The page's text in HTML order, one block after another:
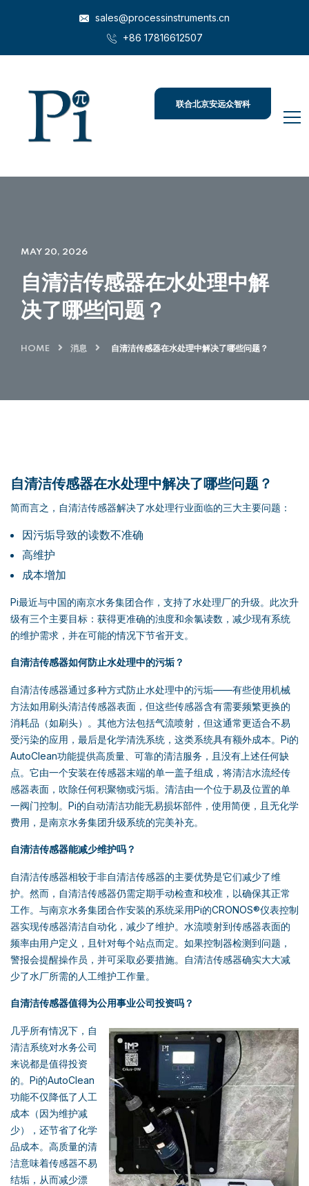
sales@processinstruments.cn
+86 17816612507
联合北京安远众智科
MAY 20, 2026
自清洁传感器在水处理中解
决了哪些问题？
HOME 消息 自清洁传感器在水处理中解决了哪些问题？
自清洁传感器在水处理中解决了哪些问题？
简而言之，自清洁传感器解决了水处理行业面临的三大主要问题：
因污垢导致的读数不准确
高维护
成本增加
Pi最近与中国的南京水务集团合作，支持了水处理厂的升级。此次升
级有三个主要目标：获得更准确的浊度和余氯读数，减少现有系统
的维护需求，并在可能的情况下节省开支。
自清洁传感器如何防止水处理中的污垢？
自清洁传感器通过多种方式防止水处理中的污垢——有些使用机械
方法如用刷头清洁传感器表面，但这些传感器含有需要频繁更换的
消耗品（如刷头）。其他方法包括气流喷射，但这通常更适合不易
受污染的应用，最后是化学清洗系统，这类系统具有额外成本。Pi的
AutoClean功能提供高质量、可靠的清洁服务，且没有上述任何缺
点。它由一个安装在传感器末端的单一盖子组成，将清洁水流经传
感器表面，吹除任何积聚物或污垢。清洁由一个位于易及位置的单
一阀门控制。Pi的自动清洁功能无易损坏部件，使用简便，且无化学
费用，是南京水务集团升级系统的完美补充。
自清洁传感器能减少维护吗？
自清洁传感器相较于非自清洁传感器的主要优势是它们减少了维
护。然而，自清洁传感器仍需定期手动检查和校准，以确保其正常
工作。与南京水务集团合作安装的系统采用Pi的CRONOS®仪表控制
器实现传感器清洁自动化，减少了维护。水流喷射到传感器表面的
频率由用户定义，且针对每个站点而定。如果控制器检测到问题，
警报会提醒操作员，并可采取必要措施。自清洁传感器确实大大减
少了水厂所需的人工维护工作量。
自清洁传感器值得为公用事业公司投资吗？
几乎所有情况下，自
清洁系统对水务公司
来说都是值得投资
的。Pi的AutoClean
功能不仅降低了人工
成本（因为维护减
少），还节省了化学
品成本。高质量的清
洁意味着传感器不易
结垢，从而减少漂